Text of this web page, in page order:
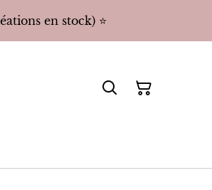
en stock) ⭐️